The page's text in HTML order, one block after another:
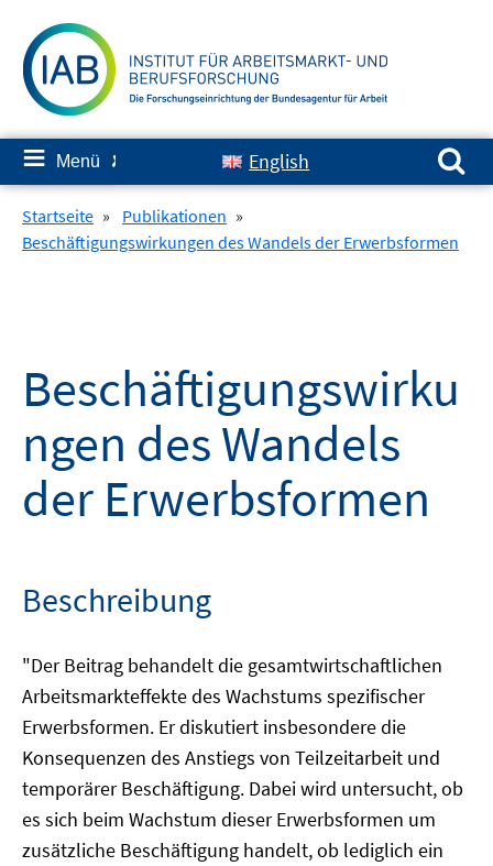
zum
Inhalt
≡ Menü ✘ English
Suchen nach:
Startseite » Publikationen »
Beschäftigungswirkungen des Wandels der Erwerbsformen
Beschäftigungswirku
ngen des Wandels
der Erwerbsformen
Beschreibung
"Der Beitrag behandelt die gesamtwirtschaftlichen
Arbeitsmarkteffekte des Wachstums spezifischer
Erwerbsformen. Er diskutiert insbesondere die
Konsequenzen des Anstiegs von Teilzeitarbeit und
temporärer Beschäftigung. Dabei wird untersucht, ob
es sich beim Wachstum dieser Erwerbsformen um
zusätzliche Beschäftigung handelt, ob lediglich ein